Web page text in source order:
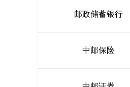
邮政储蓄银行
中邮保险